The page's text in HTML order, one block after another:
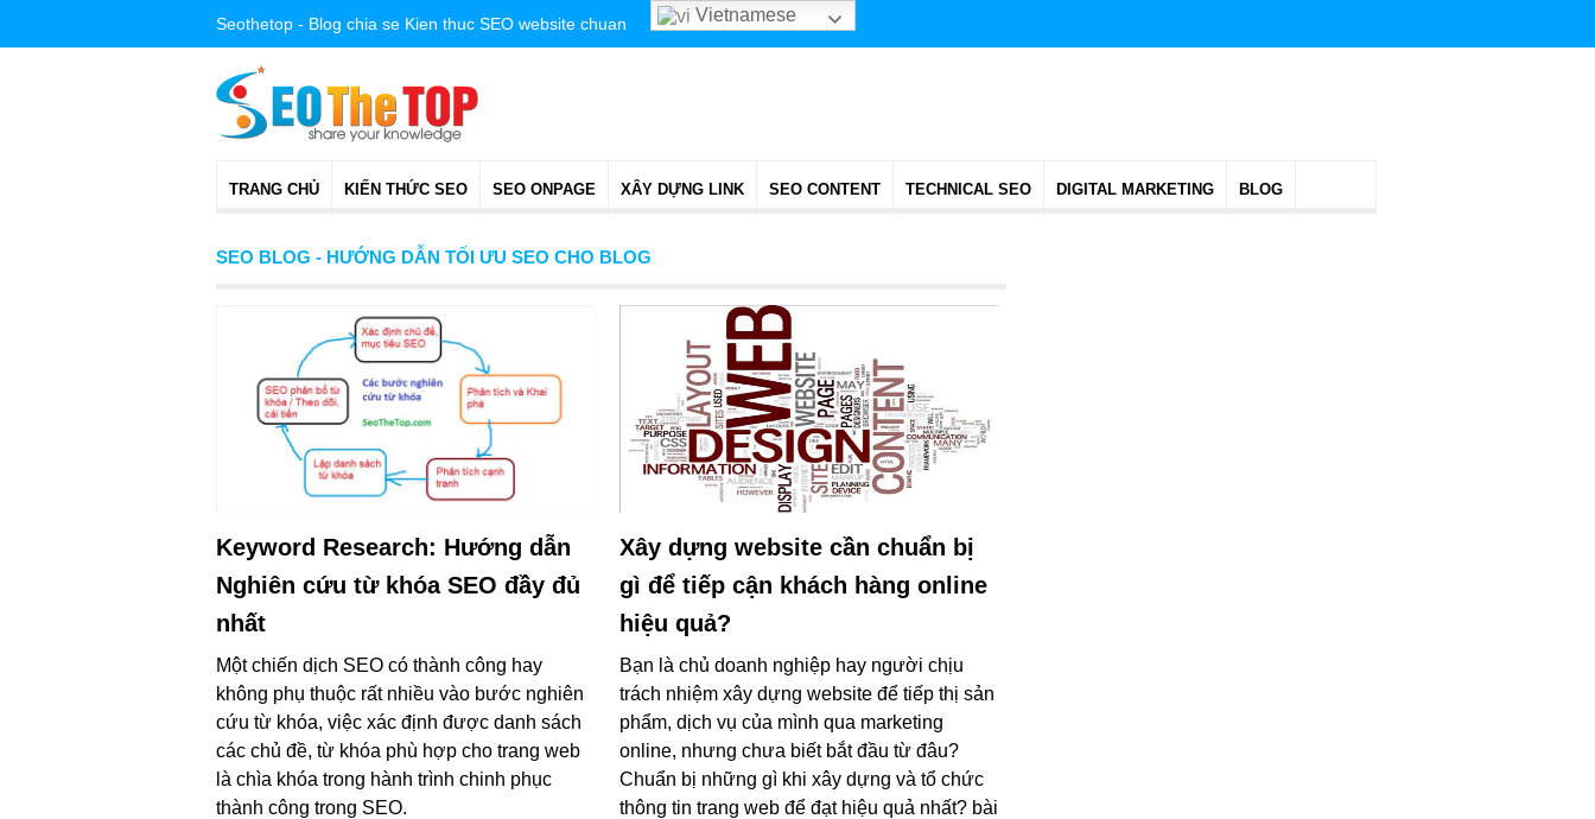
Seothetop - Blog chia se Kien thuc SEO website chuan Vietnamese
TRANG CHỦ KIẾN THỨC SEO SEO ONPAGE XÂY DỰNG LINK SEO CONTENT TECHNICAL SEO DIGITAL MARKETING BLOG
SEO BLOG - HƯỚNG DẪN TỐI ƯU SEO CHO BLOG
Keyword Research: Hướng dẫn
Nghiên cứu từ khóa SEO đầy đủ
nhất
Một chiến dịch SEO có thành công hay
không phụ thuộc rất nhiều vào bước nghiên
cứu từ khóa, việc xác định được danh sách
các chủ đề, từ khóa phù hợp cho trang web
là chìa khóa trong hành trình chinh phục
thành công trong SEO.
Xây dựng website cần chuẩn bị
gì để tiếp cận khách hàng online
hiệu quả?
Bạn là chủ doanh nghiệp hay người chịu
trách nhiệm xây dựng website để tiếp thị sản
phẩm, dịch vụ của mình qua marketing
online, nhưng chưa biết bắt đầu từ đâu?
Chuẩn bị những gì khi xây dựng và tổ chức
thông tin trang web để đạt hiệu quả nhất? bài